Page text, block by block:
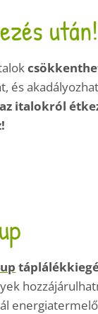
után!
és
italokról